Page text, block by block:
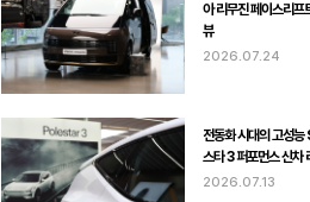
아 리무진 페이스리프
뷰
2026.07.24
전동화 시대의 고성능
스타 3 퍼포먼스 신차
2026.07.13